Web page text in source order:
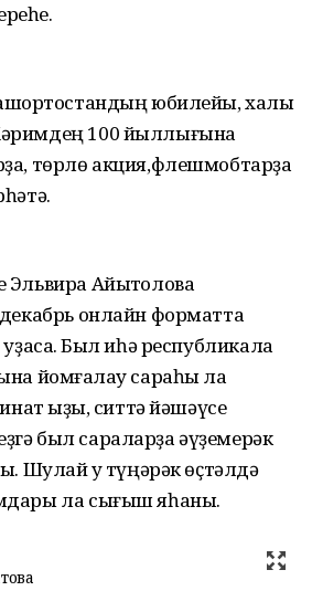
юбилейы, халыҡ
100 йыллығына
төрлө акция,флешмобтарҙа
Айытҡолова
онлайн форматта
Был иһә республикала
йомғаҡлау сараһы ла
ҡыҙы, ситтә йәшәүсе
был сараларҙа әүҙемерәк
Шулай уҡ түңәрәк өҫтәлдә
ла сығыш яһаны.